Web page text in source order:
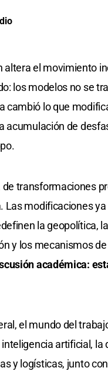
altera el movimiento
los modelos no se
cambió lo que
acumulación de
transformaciones
Las modificaciones
la geopolítica,
y los mecanismos
académica:
el mundo del
artificial,
y logísticas, junto